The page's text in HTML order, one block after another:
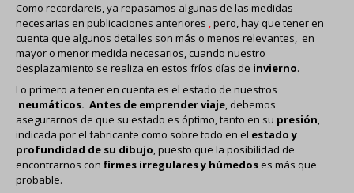
INICIO
Como recordareis, ya repasamos algunas de las medidas
necesarias en publicaciones anteriores ,pero, hay que tener en
cuenta que algunos detalles son más o menos relevantes, en
mayor o menor medida necesarios, cuando nuestro
desplazamiento se realiza en estos fríos días de invierno.
Lo primero a tener en cuenta es el estado de nuestros
neumáticos. Antes de emprender viaje, debemos
asegurarnos de que su estado es óptimo, tanto en su presión,
indicada por el fabricante como sobre todo en el estado y
profundidad de su dibujo, puesto que la posibilidad de
encontrarnos con firmes irregulares y húmedos es más que
probable.